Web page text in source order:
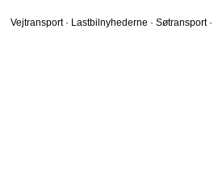
Vejtransport · Lastbilnyhederne · Søtransport ·